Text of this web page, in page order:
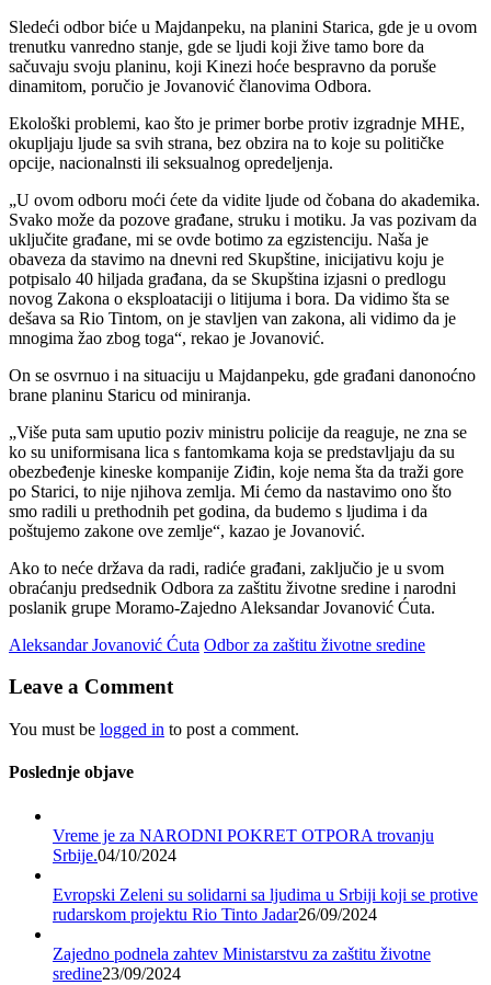
Sledeći odbor biće u Majdanpeku, na planini Starica, gde je u ovom
trenutku vanredno stanje, gde se ljudi koji žive tamo bore da
sačuvaju svoju planinu, koji Kinezi hoće bespravno da poruše
dinamitom, poručio je Jovanović članovima Odbora.
Ekološki problemi, kao što je primer borbe protiv izgradnje MHE,
okupljaju ljude sa svih strana, bez obzira na to koje su političke
opcije, nacionalnsti ili seksualnog opredeljenja.
„U ovom odboru moći ćete da vidite ljude od čobana do akademika.
Svako može da pozove građane, struku i motiku. Ja vas pozivam da
uključite građane, mi se ovde botimo za egzistenciju. Naša je
obaveza da stavimo na dnevni red Skupštine, inicijativu koju je
potpisalo 40 hiljada građana, da se Skupština izjasni o predlogu
novog Zakona o eksploataciji o litijuma i bora. Da vidimo šta se
dešava sa Rio Tintom, on je stavljen van zakona, ali vidimo da je
mnogima žao zbog toga“, rekao je Jovanović.
On se osvrnuo i na situaciju u Majdanpeku, gde građani danonoćno
brane planinu Staricu od miniranja.
„Više puta sam uputio poziv ministru policije da reaguje, ne zna se
ko su uniformisana lica s fantomkama koja se predstavljaju da su
obezbeđenje kineske kompanije Ziđin, koje nema šta da traži gore
po Starici, to nije njihova zemlja. Mi ćemo da nastavimo ono što
smo radili u prethodnih pet godina, da budemo s ljudima i da
poštujemo zakone ove zemlje“, kazao je Jovanović.
Ako to neće država da radi, radiće građani, zaključio je u svom
obraćanju predsednik Odbora za zaštitu životne sredine i narodni
poslanik grupe Moramo-Zajedno Aleksandar Jovanović Ćuta.
Aleksandar Jovanović Ćuta Odbor za zaštitu životne sredine
Leave a Comment
You must be logged in to post a comment.
Poslednje objave
Vreme je za NARODNI POKRET OTPORA trovanju
Srbije.04/10/2024
Evropski Zeleni su solidarni sa ljudima u Srbiji koji se protive
rudarskom projektu Rio Tinto Jadar26/09/2024
Zajedno podnela zahtev Ministarstvu za zaštitu životne
sredine23/09/2024